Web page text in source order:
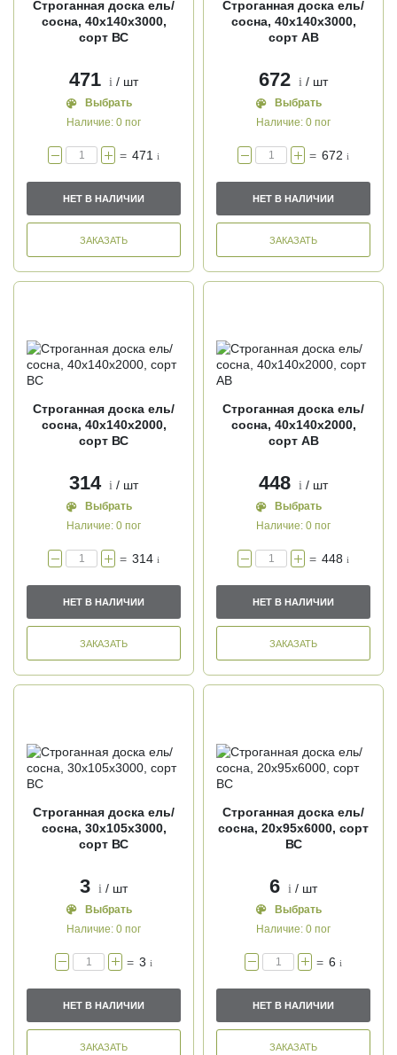
Строганная доска ель/
сосна, 40х140х3000,
сорт ВС
471 i / шт
Выбрать
Наличие: 0 пог
= 471 i
НЕТ В НАЛИЧИИ
ЗАКАЗАТЬ
Строганная доска ель/
сосна, 40х140х3000,
сорт АВ
672 i / шт
Выбрать
Наличие: 0 пог
= 672 i
НЕТ В НАЛИЧИИ
ЗАКАЗАТЬ
Строганная доска ель/
сосна, 40х140х2000,
сорт ВС
314 i / шт
Выбрать
Наличие: 0 пог
= 314 i
НЕТ В НАЛИЧИИ
ЗАКАЗАТЬ
Строганная доска ель/
сосна, 40х140х2000,
сорт АВ
448 i / шт
Выбрать
Наличие: 0 пог
= 448 i
НЕТ В НАЛИЧИИ
ЗАКАЗАТЬ
Строганная доска ель/
сосна, 30х105х3000,
сорт ВС
3 i / шт
Выбрать
Наличие: 0 пог
= 3 i
НЕТ В НАЛИЧИИ
ЗАКАЗАТЬ
Строганная доска ель/
сосна, 20х95х6000, сорт
ВС
6 i / шт
Выбрать
Наличие: 0 пог
= 6 i
НЕТ В НАЛИЧИИ
ЗАКАЗАТЬ